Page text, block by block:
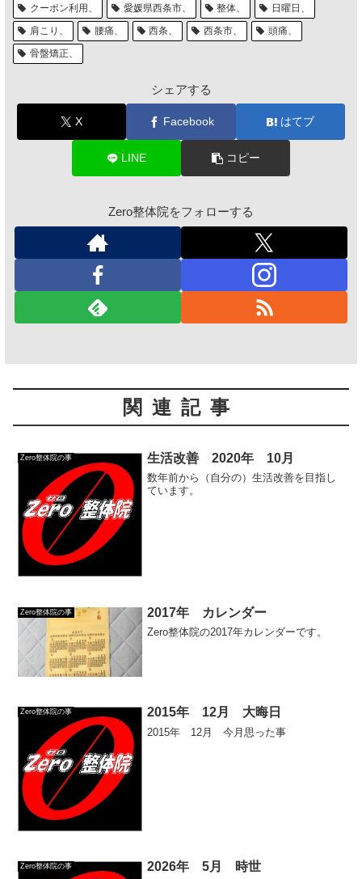
クーポン利用、
愛媛県西条市、 整体、
日曜日、
肩こり、
腰痛、 西条、 西条市、
頭痛、
骨盤矯正、
シェアする
X Facebook はてブ
LINE コピー
Zero整体院をフォローする
関連記事
Zero整体院の事 生活改善 2020年 10月
数年前から（自分の）生活改善を目指し
ています。
Zero整体院の事 2017年 カレンダー
Zero整体院の2017年カレンダーです。
Zero整体院の事 2015年 12月 大晦日
2015年 12月 今月思った事
Zero整体院の事 2026年 5月 時世